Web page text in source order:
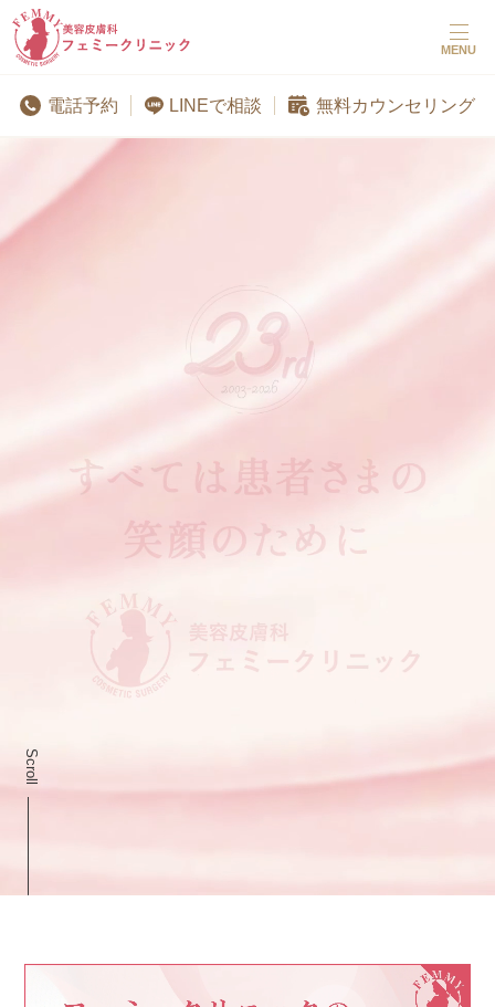
MENU
電話予約 LINEで相談 無料カウンセリング
Scroll